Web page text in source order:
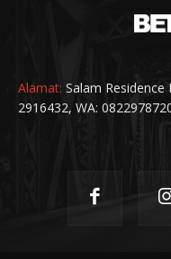
Alamat: Salam Residence
2916432, WA: